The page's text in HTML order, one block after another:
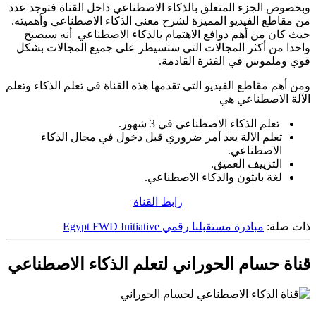
وبخصوص الجزء المتعلق بالذكاء الاصطناعي داخل القناة فتوجد عدد
من مقاطع الفيديو المميزة لشرح معنى الذكاء الاصطناعي وأهميته.
حيث كان من أهم دوافع الاهتمام بالذكاء الاصطناعي أنه سيصبح
واحدا من أكثر المجالات التي ستسيطر على جميع المجالات بشكل
قوي وملموس في الفترة القادمة.
ومن أهم مقاطع الفيديو التي تقدمها هذه القناة في تعلم الذكاء وتعلم
الآلة الاصطناعي هي
تعلم الذكاء الاصطناعي في 3 شهور.
تعلم الآلة يعد أمر ضروري قبل دخول في مجال الذكاء
الاصطناعي.
التزييف العميق.
لغة بايثون والذكاء الاصطناعي.
رابط القناة
ذات صلة: مبادرة مستقبلنا رقمي Egypt FWD Initiative
قناة حسام الحوراني لتعلم الذكاء الاصطناعي